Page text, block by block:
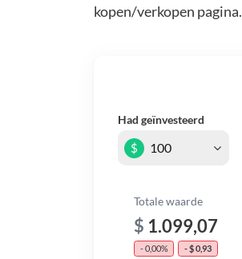
kopen/verkopen pagina.
Had geïnvesteerd
$
Totale waarde
$ 1.099,07
- 0,00% - $ 0,93